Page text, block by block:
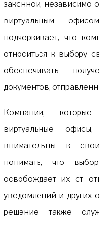
законной, независимо
виртуальным
подчеркивает, что
относиться к выбору
обеспечивать
документов,
Компании, которые
виртуальные
внимательны к
понимать, что
освобождает их от
уведомлений и других
решение также